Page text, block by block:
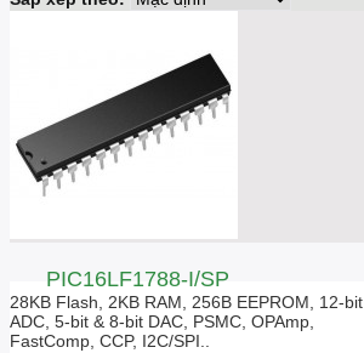
PIC16LF1788-I/SP
28KB Flash, 2KB RAM, 256B EEPROM, 12-bit
ADC, 5-bit & 8-bit DAC, PSMC, OPAmp,
FastComp, CCP, I2C/SPI..